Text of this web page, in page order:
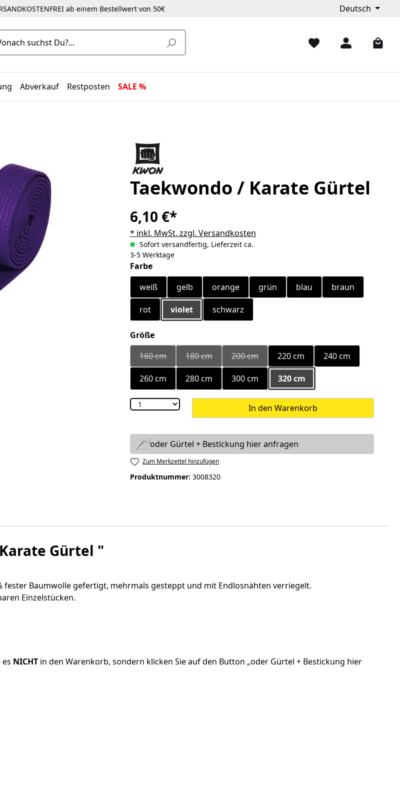
ab einem Bestellwert von 50€ Deutsch
Abverkauf Restposten SALE %
Taekwondo / Karate Gürtel
6,10 €*
* inkl. MwSt. zzgl. Versandkosten
Sofort versandfertig, Lieferzeit ca.
3-5 Werktage
Farbeauswählen
weiß
gelb orange grün blau braun
rot violet schwarz
Größeauswählen
160 cm(Diese Option ist zurzeit nicht verfügbar.)
180 cm(Diese Option ist zurzeit nicht verfügbar.)
200 cm(Diese Option ist zurzeit nicht verfügbar.)
220 cm 240 cm
260 cm 280 cm 300 cm 320 cm
In den Warenkorb
oder Gürtel + Bestickung hier anfragen
Zum Merkzettel hinzufügen
Produktnummer: 3008320
Gürtel "
fester Baumwolle gefertigt, mehrmals gesteppt und mit Endlosnähten verriegelt.
Einzelstücken.
NICHT in den Warenkorb, sondern klicken Sie auf den Button „oder Gürtel + Bestickung hier